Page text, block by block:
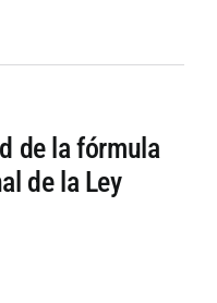
de la fórmula
de la Ley